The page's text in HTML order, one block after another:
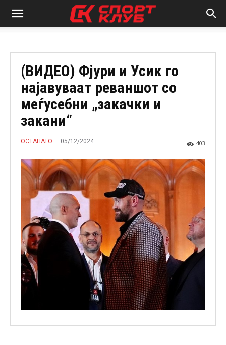
(ВИДЕО) Фјури и Усик го
најавуваат реваншот со
меѓусебни „закачки и
закани“
ОСТАНАТО 05/12/2024 403